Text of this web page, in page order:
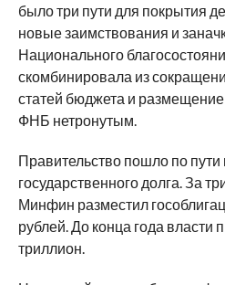
было три пути для покрытия
новые заимствования и
Национального
скомбинировала из
статей бюджета и размещение
ФНБ нетронутым.
Правительство пошло по
государственного долга. За
Минфин разместил
рублей. До конца года
триллион.